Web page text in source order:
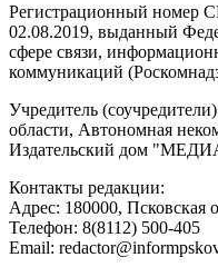
Регистрационный
02.08.2019, выданный
сфере связи,
коммуникаций
Учредитель
области, Автономная
Издательский дом
Контакты редакции:
Адреc: 180000, Псковская
Телефон: 8(8112) 500-405
Email: